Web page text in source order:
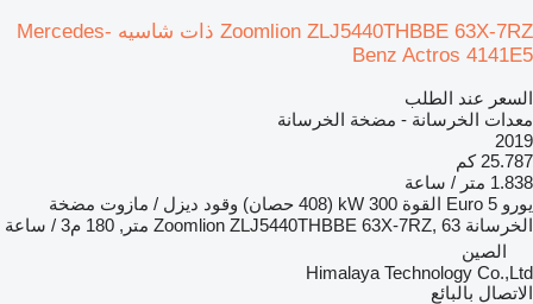
Zoomlion ZLJ5440THBBE 63X-7RZ ذات شاسيه Mercedes-
Benz Actros 4141E5
السعر عند الطلب
معدات الخرسانة - مضخة الخرسانة
2019
25.787 كم
1.838 متر / ساعة
يورو Euro 5 القوة 300 kW (408 حصان) وقود ديزل / مازوت مضخة
الخرسانة Zoomlion ZLJ5440THBBE 63X-7RZ, 63 متر, 180 م3 / ساعة
الصين
Himalaya Technology Co.,Ltd
الاتصال بالبائع